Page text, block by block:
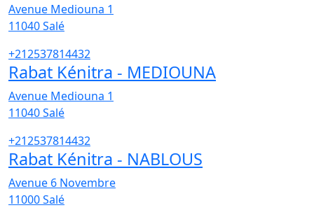
Avenue Mediouna 1
11040Salé
+212537814432
Rabat Kénitra - MEDIOUNA
Avenue Mediouna 1
11040Salé
+212537814432
Rabat Kénitra - NABLOUS
Avenue 6 Novembre
11000Salé